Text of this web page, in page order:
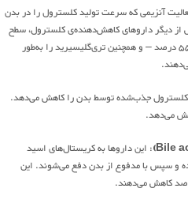
آنزیمی که سرعت تولید کلسترول را در بدن
از دیگر داروهای کاهش‌دهنده‌ی کلسترول، سطح
LDL را کاهش می‌دهند – یعنی حدود ۲۰ تا ۵۵ درصد – و همچنین تری‌گلیسیرید را به‌طور
کلسترول جذب‌شده توسط بدن را کاهش می‌دهد.
: این داروها به کریستال‌های اسید
و سپس با مدفوع از بدن دفع می‌شوند. این